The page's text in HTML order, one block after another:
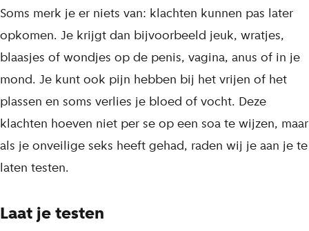
Soms merk je er niets van: klachten kunnen pas later
opkomen. Je krijgt dan bijvoorbeeld jeuk, wratjes,
blaasjes of wondjes op de penis, vagina, anus of in je
mond. Je kunt ook pijn hebben bij het vrijen of het
plassen en soms verlies je bloed of vocht. Deze
klachten hoeven niet per se op een soa te wijzen, maar
als je onveilige seks heeft gehad, raden wij je aan je te
laten testen.
Laat je testen